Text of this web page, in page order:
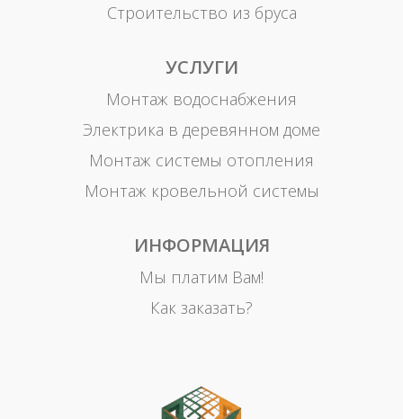
Строительство из бруса
УСЛУГИ
Монтаж водоснабжения
Электрика в деревянном доме
Монтаж системы отопления
Монтаж кровельной системы
ИНФОРМАЦИЯ
Мы платим Вам!
Как заказать?